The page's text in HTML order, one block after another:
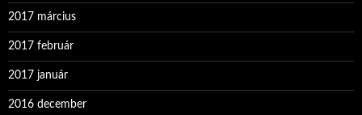
2017 március
2017 február
2017 január
2016 december